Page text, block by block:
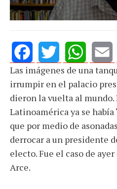
FacebookTwitter WhatsApp
Email
Las imágenes de una
irrumpir en el palacio
dieron la vuelta al mundo.
Latinoamérica ya se había
que por medio de
derrocar a un presidente
electo. Fue el caso de
Arce.